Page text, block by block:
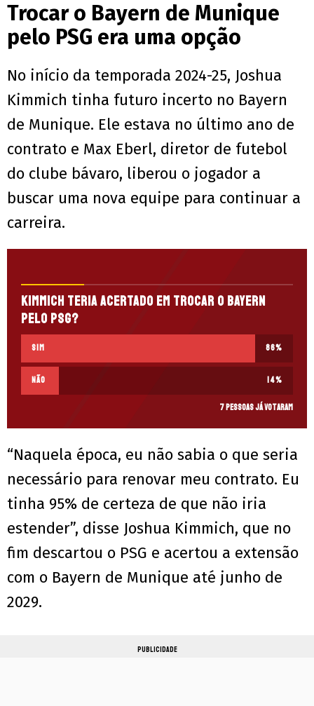
Trocar o Bayern de Munique
pelo PSG era uma opção
No início da temporada 2024-25, Joshua
Kimmich tinha futuro incerto no Bayern
de Munique. Ele estava no último ano de
contrato e Max Eberl, diretor de futebol
do clube bávaro, liberou o jogador a
buscar uma nova equipe para continuar a
carreira.
Kimmich teria acertado em trocar o Bayern
pelo PSG?
Sim 86%
Não 14%
7 pessoas já votaram
“Naquela época, eu não sabia o que seria
necessário para renovar meu contrato. Eu
tinha 95% de certeza de que não iria
estender”, disse Joshua Kimmich, que no
fim descartou o PSG e acertou a extensão
com o Bayern de Munique até junho de
2029.
PUBLICIDADE